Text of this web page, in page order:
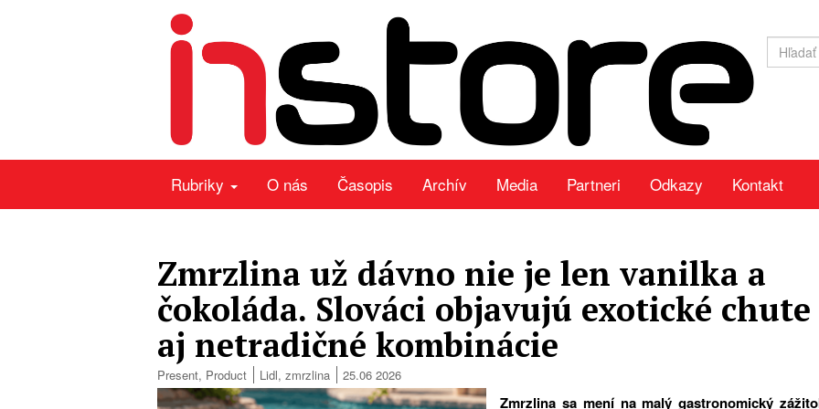
Rubriky O nás Časopis Archív Media Partneri Odkazy Kontakt
Zmrzlina už dávno nie je len vanilka a
čokoláda. Slováci objavujú exotické chute
aj netradičné kombinácie
Present, Product Lidl, zmrzlina 25.06 2026
Zmrzlina sa mení na malý gastronomický